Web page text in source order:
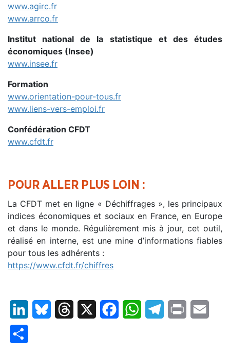
www.agirc.fr
www.arrco.fr
Institut national de la statistique et des études
économiques (Insee)
www.insee.fr
Formation
www.orientation-pour-tous.fr
www.liens-vers-emploi.fr
Confédération CFDT
www.cfdt.fr
POUR ALLER PLUS LOIN :
La CFDT met en ligne « Déchiffrages », les principaux
indices économiques et sociaux en France, en Europe
et dans le monde. Régulièrement mis à jour, cet outil,
réalisé en interne, est une mine d’informations fiables
pour tous les adhérents :
https://www.cfdt.fr/chiffres
LinkedInBluesky Threads FacebookWhatsAppTelegram
Print